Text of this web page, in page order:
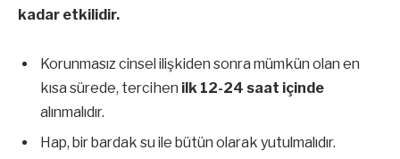
kadar etkilidir.
Korunmasız cinsel ilişkiden sonra mümkün olan en
kısa sürede, tercihen ilk 12-24 saat içinde
alınmalıdır.
Hap, bir bardak su ile bütün olarak yutulmalıdır.